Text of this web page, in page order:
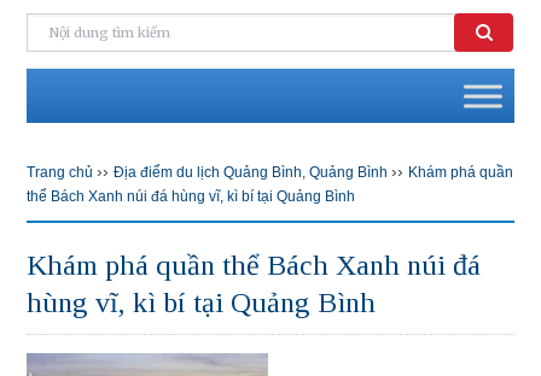
Trang chủ ››Địa điểm du lịch Quảng Bình,Quảng Bình ›› Khám phá quần
thể Bách Xanh núi đá hùng vĩ, kì bí tại Quảng Bình
Khám phá quần thể Bách Xanh núi đá
hùng vĩ, kì bí tại Quảng Bình